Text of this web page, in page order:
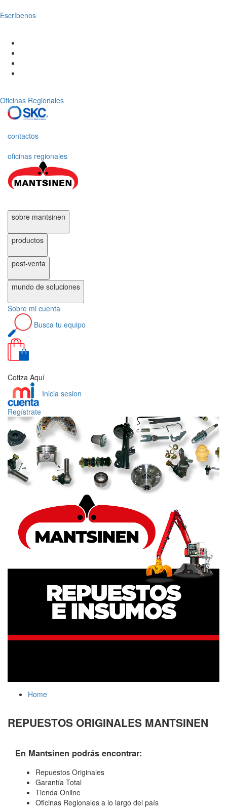
Escríbenos
Oficinas Regionales
contactos
oficinas regionales
sobre mantsinen
productos
post-venta
mundo de soluciones
Sobre mi cuenta
Busca tu equipo
Cotiza Aquí
Inicia sesion
Regístrate
Home
REPUESTOS ORIGINALES MANTSINEN
En Mantsinen podrás encontrar:
Repuestos Originales
Garantía Total
Tienda Online
Oficinas Regionales a lo largo del país